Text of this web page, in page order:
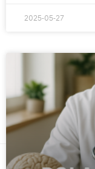
2025-05-27